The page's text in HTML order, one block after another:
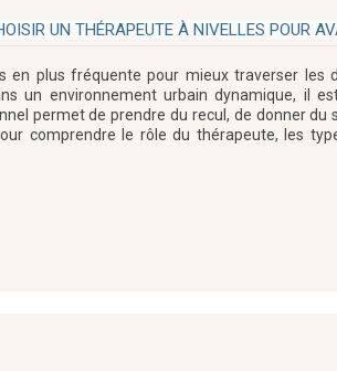
UN THÉRAPEUTE À NIVELLES POUR
plus fréquente pour mieux traverser les
un environnement urbain dynamique, il
permet de prendre du recul, de donner du
comprendre le rôle du thérapeute, les